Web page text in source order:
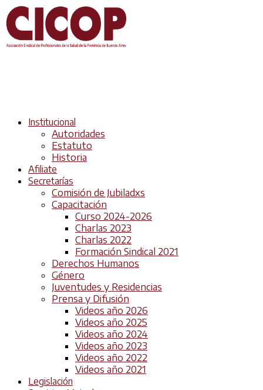
Institucional
Autoridades
Estatuto
Historia
Afiliate
Secretarías
Comisión de Jubiladxs
Capacitación
Curso 2024-2026
Charlas 2023
Charlas 2022
Formación Sindical 2021
Derechos Humanos
Género
Juventudes y Residencias
Prensa y Difusión
Videos año 2026
Videos año 2025
Videos año 2024
Videos año 2023
Videos año 2022
Videos año 2021
Legislación